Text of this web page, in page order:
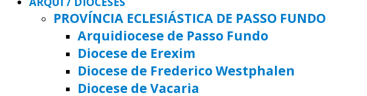
PROVÍNCIA ECLESIÁSTICA DE PASSO FUNDO
Arquidiocese de Passo Fundo
Diocese de Erexim
Diocese de Frederico Westphalen
Diocese de Vacaria